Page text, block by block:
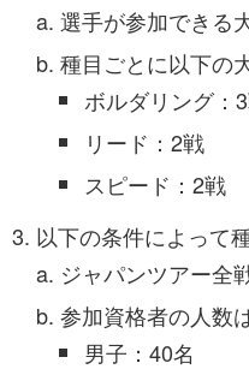
選手が参加できる
種目ごとに以下の
ボルダリング：
リード：2戦
スピード：2戦
以下の条件によって
ジャパンツアー全
参加資格者の人数
男子：40名